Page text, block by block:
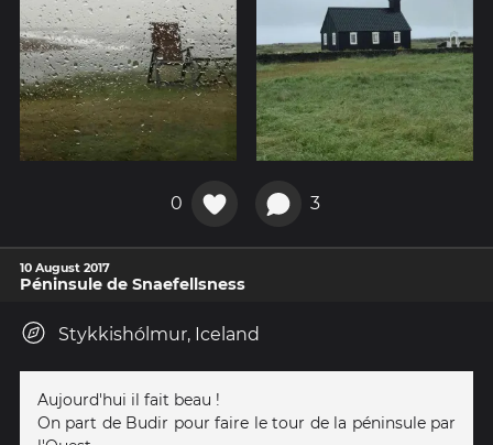
0 3
10 August 2017
Péninsule de Snaefellsness
Stykkishólmur, Iceland
Aujourd'hui il fait beau !
On part de Budir pour faire le tour de la péninsule par